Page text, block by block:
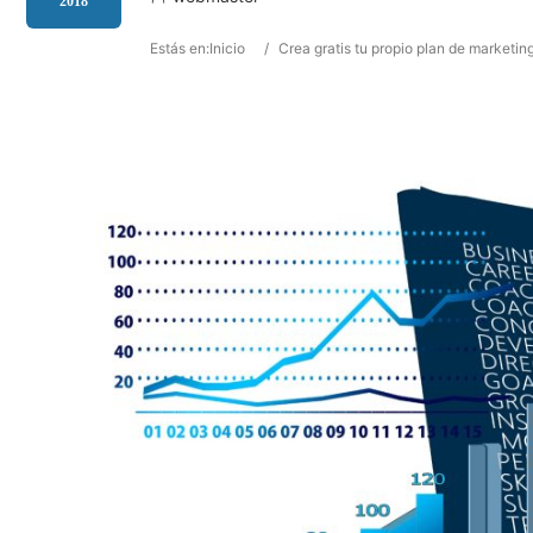
Estás en:Inicio / Crea gratis tu propio plan de